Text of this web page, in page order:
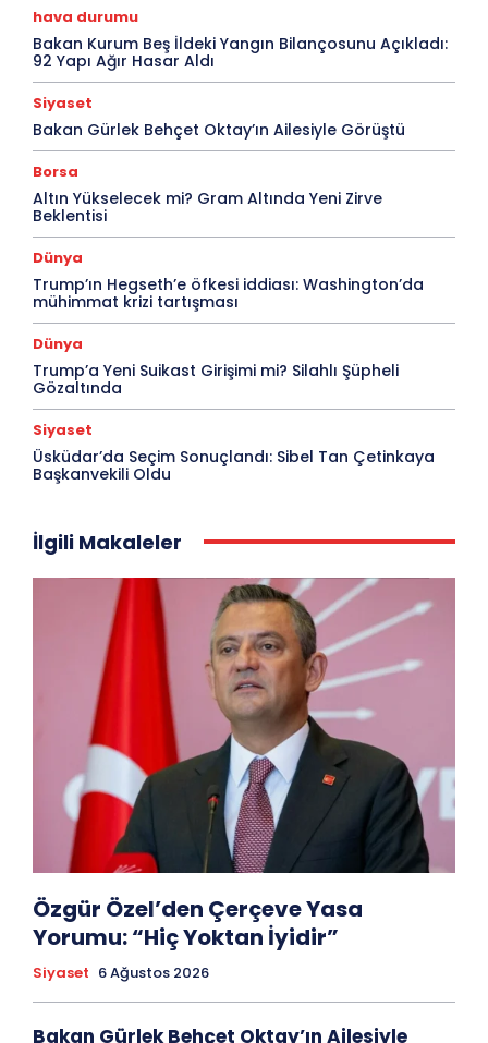
hava durumu
Bakan Kurum Beş İldeki Yangın Bilançosunu Açıkladı:
92 Yapı Ağır Hasar Aldı
Siyaset
Bakan Gürlek Behçet Oktay’ın Ailesiyle Görüştü
Borsa
Altın Yükselecek mi? Gram Altında Yeni Zirve
Beklentisi
Dünya
Trump’ın Hegseth’e öfkesi iddiası: Washington’da
mühimmat krizi tartışması
Dünya
Trump’a Yeni Suikast Girişimi mi? Silahlı Şüpheli
Gözaltında
Siyaset
Üsküdar’da Seçim Sonuçlandı: Sibel Tan Çetinkaya
Başkanvekili Oldu
İlgili Makaleler
Özgür Özel’den Çerçeve Yasa
Yorumu: “Hiç Yoktan İyidir”
Siyaset 6 Ağustos 2026
Bakan Gürlek Behçet Oktay’ın Ailesiyle